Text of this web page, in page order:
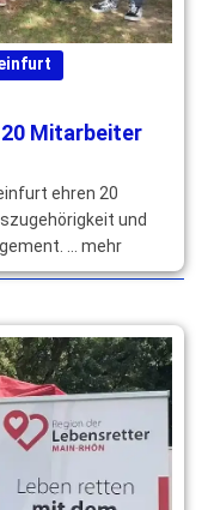
Mitarbeiter
ehren 20
und
… mehr